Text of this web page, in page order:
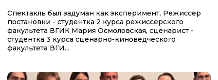
Спектакль был задуман как эксперимент. Режиссер
постановки - студентка 2 курса режиссерского
факультета ВГИК Мария Осмоловская, сценарист -
студентка 3 курса сценарно-киноведческого
факультета ВГИ...